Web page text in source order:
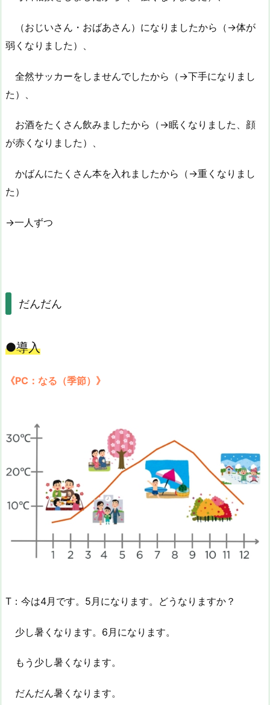
（おじいさん・おばあさん）になりましたから（→体が
弱くなりました）、
全然サッカーをしませんでしたから（→下手になりまし
た）、
お酒をたくさん飲みましたから（→眠くなりました、顔
が赤くなりました）、
かばんにたくさん本を入れましたから（→重くなりまし
た）
→一人ずつ
だんだん
●導入
《PC：なる（季節）》
T：今は4月です。5月になります。どうなりますか？
少し暑くなります。6月になります。
もう少し暑くなります。
だんだん暑くなります。